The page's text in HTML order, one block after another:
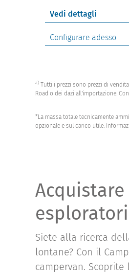
Vedi dettagli
Configurare adesso
a) Tutti i prezzi sono prezzi di
Road o dei dazi all'importazione.
*La massa totale tecnicamente
opzionale e sul carico utile.
Siete alla ricerca
lontane? Con il
campervan.